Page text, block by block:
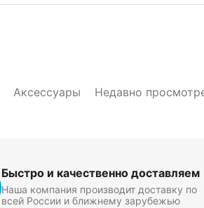
Аксессуары Недавно
Быстро и качественно доставляем
Наша компания производит доставку по
всей России и ближнему зарубежью